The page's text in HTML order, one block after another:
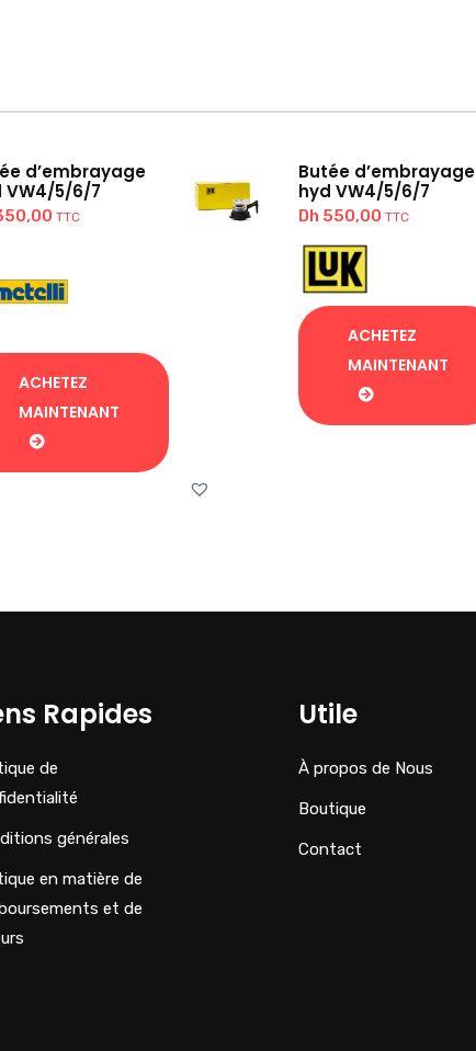
d’embrayage
VW4/5/6/7
TTC
ACHETEZ
MAINTENANT
Butée d’embrayage
hyd VW4/5/6/7
Dh 550,00 TTC
ACHETEZ
MAINTENANT
Rapides
de
générales
en matière de
et de
Utile
À propos de Nous
Boutique
Contact